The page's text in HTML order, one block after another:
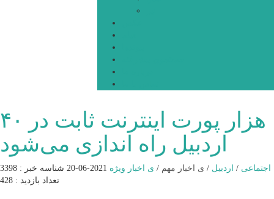
۴۰ هزار پورت اینترنت ثابت در
اردبیل راه اندازی می‌شود
اجتماعی / اردبیل / ی اخبار مهم / ی اخبار ویژه 2021-06-20
شناسه خبر : 3398
تعداد بازدید : 428